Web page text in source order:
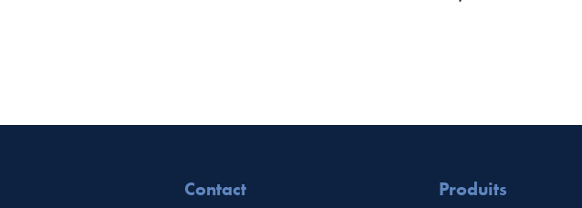
Contact Produits